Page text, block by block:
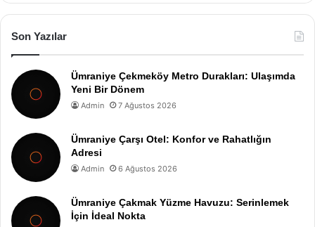
Son Yazılar
Ümraniye Çekmeköy Metro Durakları: Ulaşımda
Yeni Bir Dönem
Admin 7 Ağustos 2026
Ümraniye Çarşı Otel: Konfor ve Rahatlığın
Adresi
Admin 6 Ağustos 2026
Ümraniye Çakmak Yüzme Havuzu: Serinlemek
İçin İdeal Nokta